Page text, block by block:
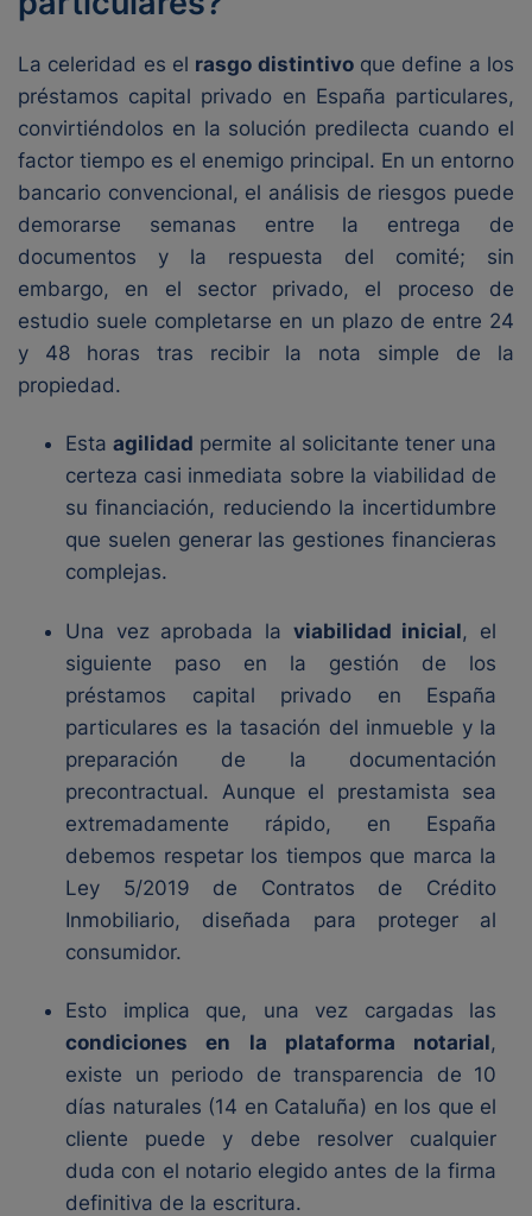
La celeridad es el rasgo distintivoque define a los
préstamos capital privado en España particulares,
convirtiéndolos en la solución predilecta cuando el
factor tiempo es el enemigo principal. En un entorno
bancario convencional, el análisis de riesgos puede
demorarse semanas entre la entrega de
documentos y la respuesta del comité; sin
embargo, en el sector privado, el proceso de
estudio suele completarse en un plazo de entre 24
y 48 horas tras recibir la nota simple de la
propiedad.
Estaagilidad permite al solicitante tener una
certeza casi inmediata sobre la viabilidad de
su financiación, reduciendo la incertidumbre
que suelen generar las gestiones financieras
complejas.
Una vez aprobada la viabilidad inicial, el
siguiente paso en la gestión de los
préstamos capital privado en España
particulares es la tasación del inmueble y la
preparación de la documentación
precontractual. Aunque el prestamista sea
extremadamente rápido, en España
debemos respetar los tiempos que marca la
Ley 5/2019 de Contratos de Crédito
Inmobiliario, diseñada para proteger al
consumidor.
Esto implica que, una vez cargadas las
condiciones en la plataforma notarial,
existe un periodo de transparencia de 10
días naturales (14 en Cataluña) en los que el
cliente puede y debe resolver cualquier
duda con el notario elegido antes de la firma
definitiva de la escritura.